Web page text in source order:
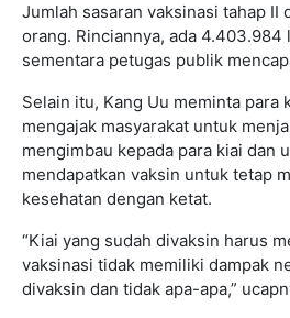
Jumlah sasaran vaksinasi tahap II
orang. Rinciannya, ada 4.403.984
sementara petugas publik
Selain itu, Kang Uu meminta para
mengajak masyarakat untuk
mengimbau kepada para kiai dan
mendapatkan vaksin untuk tetap
kesehatan dengan ketat.
“Kiai yang sudah divaksin harus
vaksinasi tidak memiliki dampak
divaksin dan tidak apa-apa,”